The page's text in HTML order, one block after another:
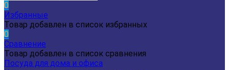
0
Избранные
Товар добавлен в список избранных
0
Сравнение
Товар добавлен в список сравнения
Посуда для дома и офиса